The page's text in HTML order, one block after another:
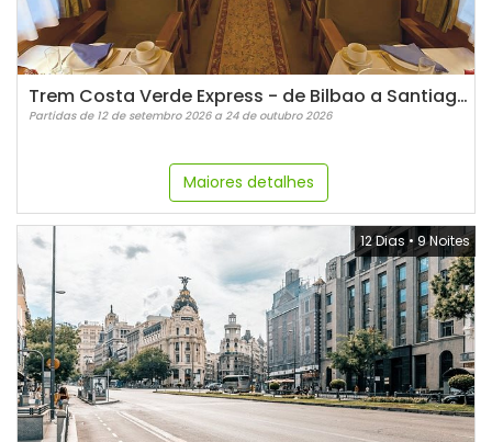
Trem Costa Verde Express - de Bilbao a Santiago de Compostela
Partidas de 12 de setembro 2026 a 24 de outubro 2026
Maiores detalhes
12 Dias • 9 Noites